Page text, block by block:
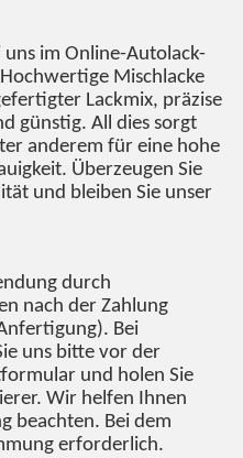
uns im Online-Autolack-
Mischlacke
Lackmix, präzise
günstig. All dies sorgt
anderem für eine hohe
Überzeugen Sie
und bleiben Sie unser
durch
nach der Zahlung
Bei
uns bitte vor der
und holen Sie
Wir helfen Ihnen
beachten. Bei dem
erforderlich.